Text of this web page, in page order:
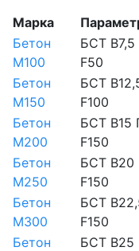
Марка
Бетон
М100
БСТ В7,5
F50
Бетон
М150
БСТ
F100
Бетон
М200
БСТ В15
F150
Бетон
М250
БСТ В20
F150
Бетон
М300
БСТ
F150
Бетон
БСТ В25